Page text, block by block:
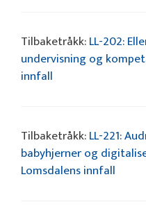
Tilbaketråkk:LL-202:
undervisning og
innfall
Tilbaketråkk:LL-221:
babyhjerner og
Lomsdalens innfall